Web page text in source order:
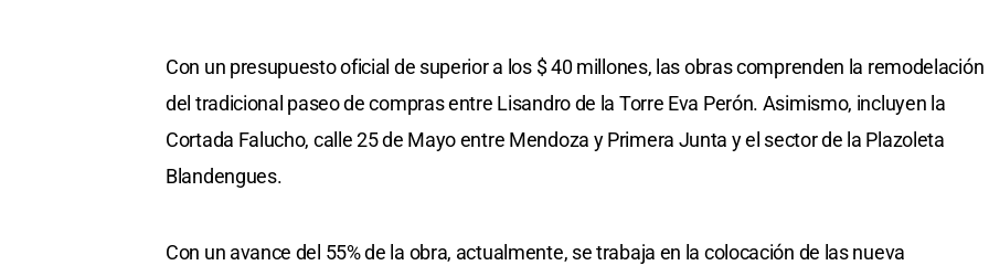
Con un presupuesto oficial de superior a los $ 40 millones, las obras comprenden la remodelación
del tradicional paseo de compras entre Lisandro de la Torre Eva Perón. Asimismo, incluyen la
Cortada Falucho, calle 25 de Mayo entre Mendoza y Primera Junta y el sector de la Plazoleta
Blandengues.
Con un avance del 55% de la obra, actualmente, se trabaja en la colocación de las nueva